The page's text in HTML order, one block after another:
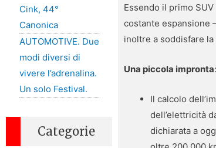
Cink, 44°
Canonica
AUTOMOTIVE. Due
modi diversi di
vivere l’adrenalina.
Un solo Festival.
Categorie
Essendo il primo
costante espansione
inoltre a soddisfare
Una piccola impronta:
Il calcolo
dell’elettricità
dichiarata a